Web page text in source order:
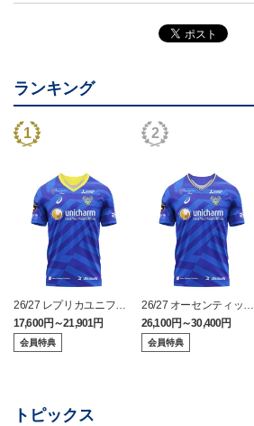
ランキング
26/27 レプリカユニフォ
ーム(FP1st)
17,600円～21,901円
会員特典
26/27 オーセンティック
ユニフォーム(FP1st)
26,100円～30,400円
会員特典
トピックス